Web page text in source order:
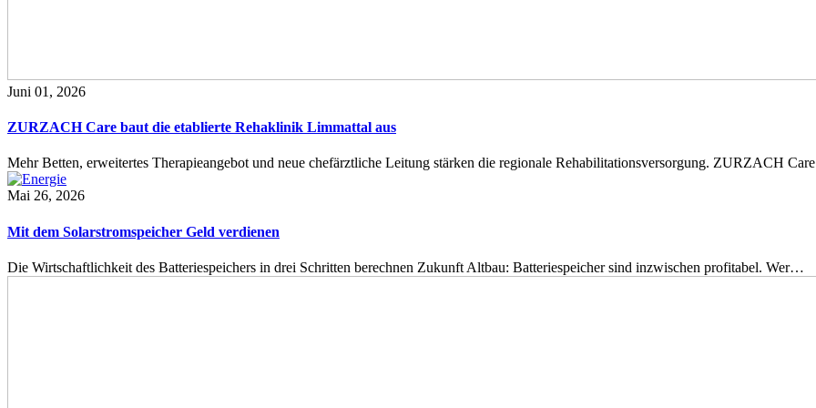
Juni 01, 2026
ZURZACH Care baut die etablierte Rehaklinik Limmattal aus
Mehr Betten, erweitertes Therapieangebot und neue chefärztliche Leitung stärken die regionale Rehabilitationsversorgung. ZURZACH
Mai 26, 2026
Mit dem Solarstromspeicher Geld verdienen
Die Wirtschaftlichkeit des Batteriespeichers in drei Schritten berechnen Zukunft Altbau: Batteriespeicher sind inzwischen profitabel. Wer…